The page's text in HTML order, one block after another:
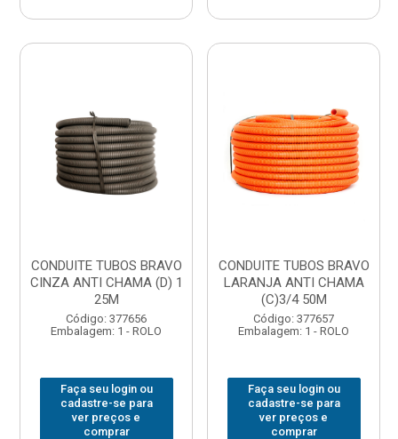
CONDUITE TUBOS BRAVO
CINZA ANTI CHAMA (D) 1
25M
Código: 377656
Embalagem: 1 - ROLO
Faça seu login ou
cadastre-se para
ver preços e
comprar
CONDUITE TUBOS BRAVO
LARANJA ANTI CHAMA
(C)3/4 50M
Código: 377657
Embalagem: 1 - ROLO
Faça seu login ou
cadastre-se para
ver preços e
comprar